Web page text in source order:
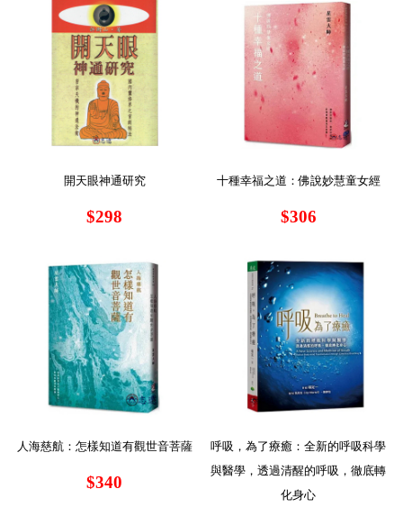
開天眼神通研究
$298
十種幸福之道：佛說妙慧童女經
$306
人海慈航：怎樣知道有觀世音菩薩
$340
呼吸，為了療癒：全新的呼吸科學
與醫學，透過清醒的呼吸，徹底轉
化身心